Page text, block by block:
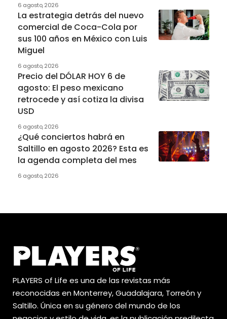
6 agosto, 2026
La estrategia detrás del nuevo
comercial de Coca-Cola por
sus 100 años en México con Luis
Miguel
6 agosto, 2026
Precio del DÓLAR HOY 6 de
agosto: El peso mexicano
retrocede y así cotiza la divisa
USD
6 agosto, 2026
¿Qué conciertos habrá en
Saltillo en agosto 2026? Esta es
la agenda completa del mes
6 agosto, 2026
PLAYERS of Life es una de las revistas más
reconocidas en Monterrey, Guadalajara, Torreón y
Saltillo. Única en su género del mundo de los